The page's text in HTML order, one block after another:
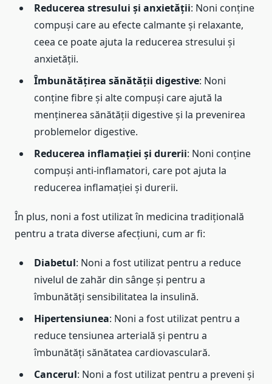
Reducerea stresului și anxietății: Noni conține
compuși care au efecte calmante și relaxante,
ceea ce poate ajuta la reducerea stresului și
anxietății.
Îmbunătățirea sănătății digestive: Noni
conține fibre și alte compuși care ajută la
menținerea sănătății digestive și la prevenirea
problemelor digestive.
Reducerea inflamației și durerii: Noni conține
compuși anti-inflamatori, care pot ajuta la
reducerea inflamației și durerii.
În plus, noni a fost utilizat în medicina tradițională
pentru a trata diverse afecțiuni, cum ar fi:
Diabetul: Noni a fost utilizat pentru a reduce
nivelul de zahăr din sânge și pentru a
îmbunătăți sensibilitatea la insulină.
Hipertensiunea: Noni a fost utilizat pentru a
reduce tensiunea arterială și pentru a
îmbunătăți sănătatea cardiovasculară.
Cancerul: Noni a fost utilizat pentru a preveni și